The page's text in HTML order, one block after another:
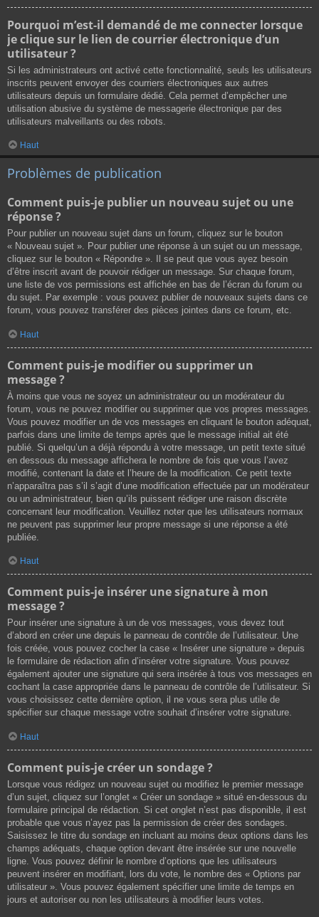
Pourquoi m’est-il demandé de me connecter lorsque
je clique sur le lien de courrier électronique d’un
utilisateur ?
Si les administrateurs ont activé cette fonctionnalité, seuls les utilisateurs
inscrits peuvent envoyer des courriers électroniques aux autres
utilisateurs depuis un formulaire dédié. Cela permet d’empêcher une
utilisation abusive du système de messagerie électronique par des
utilisateurs malveillants ou des robots.
Haut
Problèmes de publication
Comment puis-je publier un nouveau sujet ou une
réponse ?
Pour publier un nouveau sujet dans un forum, cliquez sur le bouton
« Nouveau sujet ». Pour publier une réponse à un sujet ou un message,
cliquez sur le bouton « Répondre ». Il se peut que vous ayez besoin
d’être inscrit avant de pouvoir rédiger un message. Sur chaque forum,
une liste de vos permissions est affichée en bas de l’écran du forum ou
du sujet. Par exemple : vous pouvez publier de nouveaux sujets dans ce
forum, vous pouvez transférer des pièces jointes dans ce forum, etc.
Haut
Comment puis-je modifier ou supprimer un
message ?
À moins que vous ne soyez un administrateur ou un modérateur du
forum, vous ne pouvez modifier ou supprimer que vos propres messages.
Vous pouvez modifier un de vos messages en cliquant le bouton adéquat,
parfois dans une limite de temps après que le message initial ait été
publié. Si quelqu’un a déjà répondu à votre message, un petit texte situé
en dessous du message affichera le nombre de fois que vous l’avez
modifié, contenant la date et l’heure de la modification. Ce petit texte
n’apparaîtra pas s’il s’agit d’une modification effectuée par un modérateur
ou un administrateur, bien qu’ils puissent rédiger une raison discrète
concernant leur modification. Veuillez noter que les utilisateurs normaux
ne peuvent pas supprimer leur propre message si une réponse a été
publiée.
Haut
Comment puis-je insérer une signature à mon
message ?
Pour insérer une signature à un de vos messages, vous devez tout
d’abord en créer une depuis le panneau de contrôle de l’utilisateur. Une
fois créée, vous pouvez cocher la case « Insérer une signature » depuis
le formulaire de rédaction afin d’insérer votre signature. Vous pouvez
également ajouter une signature qui sera insérée à tous vos messages en
cochant la case appropriée dans le panneau de contrôle de l’utilisateur. Si
vous choisissez cette dernière option, il ne vous sera plus utile de
spécifier sur chaque message votre souhait d’insérer votre signature.
Haut
Comment puis-je créer un sondage ?
Lorsque vous rédigez un nouveau sujet ou modifiez le premier message
d’un sujet, cliquez sur l’onglet « Créer un sondage » situé en-dessous du
formulaire principal de rédaction. Si cet onglet n’est pas disponible, il est
probable que vous n’ayez pas la permission de créer des sondages.
Saisissez le titre du sondage en incluant au moins deux options dans les
champs adéquats, chaque option devant être insérée sur une nouvelle
ligne. Vous pouvez définir le nombre d’options que les utilisateurs
peuvent insérer en modifiant, lors du vote, le nombre des « Options par
utilisateur ». Vous pouvez également spécifier une limite de temps en
jours et autoriser ou non les utilisateurs à modifier leurs votes.